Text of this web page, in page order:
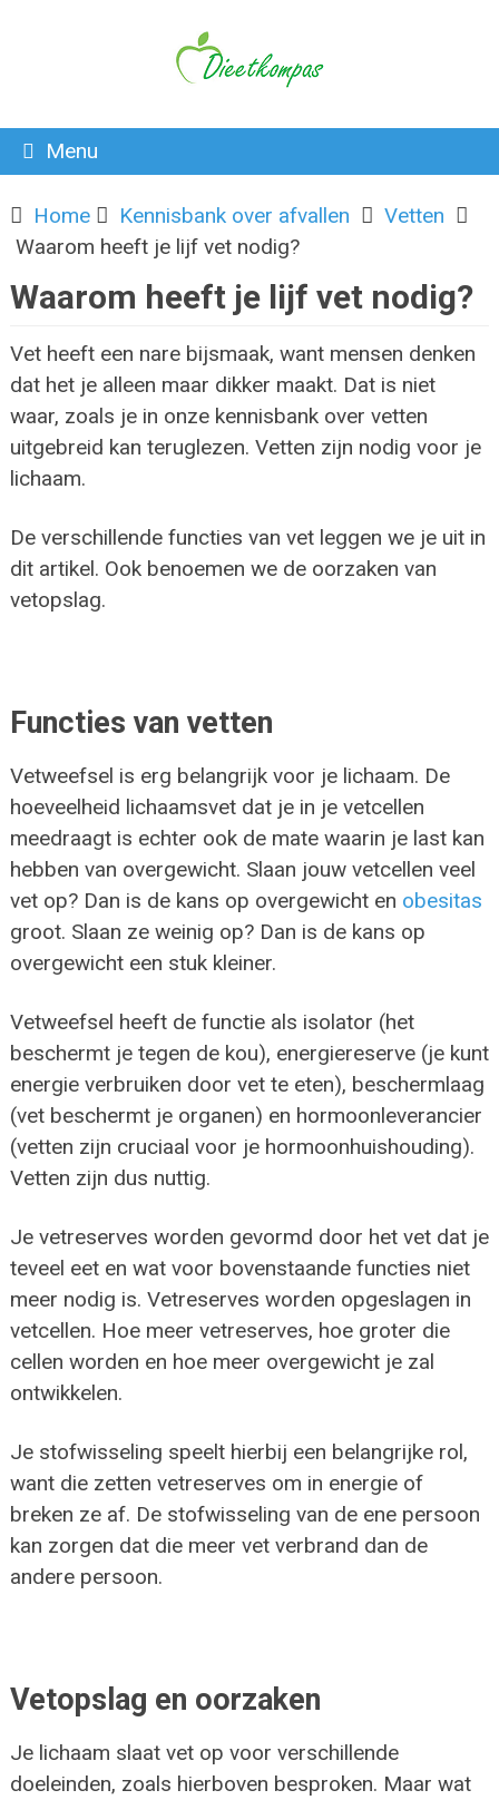
Menu
Home Kennisbank over afvallen
Vetten
Waarom heeft je lijf vet nodig?
Waarom heeft je lijf vet nodig?
Vet heeft een nare bijsmaak, want mensen denken
dat het je alleen maar dikker maakt. Dat is niet
waar, zoals je in onze kennisbank over vetten
uitgebreid kan teruglezen. Vetten zijn nodig voor je
lichaam.
De verschillende functies van vet leggen we je uit in
dit artikel. Ook benoemen we de oorzaken van
vetopslag.
Functies van vetten
Vetweefsel is erg belangrijk voor je lichaam. De
hoeveelheid lichaamsvet dat je in je vetcellen
meedraagt is echter ook de mate waarin je last kan
hebben van overgewicht. Slaan jouw vetcellen veel
vet op? Dan is de kans op overgewicht en obesitas
groot. Slaan ze weinig op? Dan is de kans op
overgewicht een stuk kleiner.
Vetweefsel heeft de functie als isolator (het
beschermt je tegen de kou), energiereserve (je kunt
energie verbruiken door vet te eten), beschermlaag
(vet beschermt je organen) en hormoonleverancier
(vetten zijn cruciaal voor je hormoonhuishouding).
Vetten zijn dus nuttig.
Je vetreserves worden gevormd door het vet dat je
teveel eet en wat voor bovenstaande functies niet
meer nodig is. Vetreserves worden opgeslagen in
vetcellen. Hoe meer vetreserves, hoe groter die
cellen worden en hoe meer overgewicht je zal
ontwikkelen.
Je stofwisseling speelt hierbij een belangrijke rol,
want die zetten vetreserves om in energie of
breken ze af. De stofwisseling van de ene persoon
kan zorgen dat die meer vet verbrand dan de
andere persoon.
Vetopslag en oorzaken
Je lichaam slaat vet op voor verschillende
doeleinden, zoals hierboven besproken. Maar wat